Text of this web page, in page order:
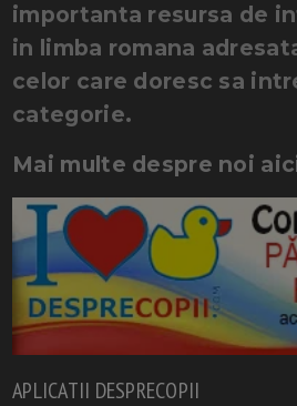
importanta resursa de
in limba romana
celor care doresc sa
categorie.
Mai multe despre noi
APLICATII DESPRECOPII